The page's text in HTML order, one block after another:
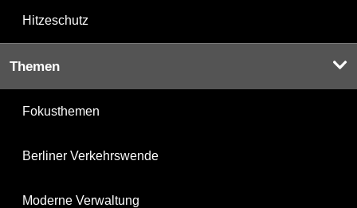
Hitzeschutz
Themen
Fokusthemen
Berliner Verkehrswende
Moderne Verwaltung